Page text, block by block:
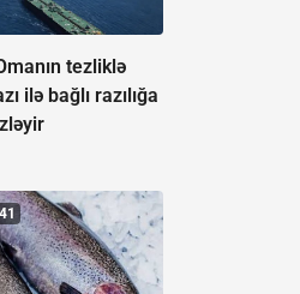
tezliklə
ilə bağlı razılığa